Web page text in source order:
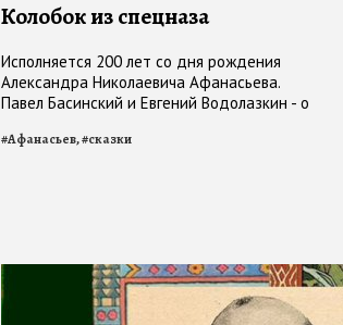
Колобок из спецназа
Исполняется 200 лет со дня рождения
Александра Николаевича Афанасьева.
Павел Басинский и Евгений Водолазкин - о
у взрослых
#Афанасьев,#сказки